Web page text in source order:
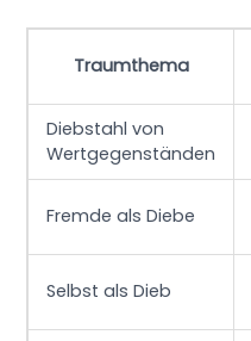
Traumthema
Diebstahl von
Wertgegenständen
Fremde als Diebe
Selbst als Dieb